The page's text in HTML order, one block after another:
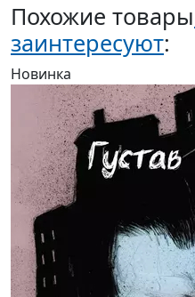
Похожие товары
заинтересуют:
Новинка